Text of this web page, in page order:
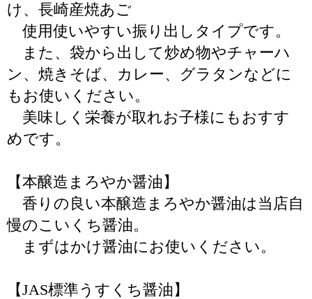
け、長崎産焼あご
使用使いやすい振り出しタイプです。
また、袋から出して炒め物やチャーハ
ン、焼きそば、カレー、グラタンなどに
もお使いください。
美味しく栄養が取れお子様にもおすす
めです。
【本醸造まろやか醤油】
香りの良い本醸造まろやか醤油は当店自
慢のこいくち醤油。
まずはかけ醤油にお使いください。
【JAS標準うすくち醤油】